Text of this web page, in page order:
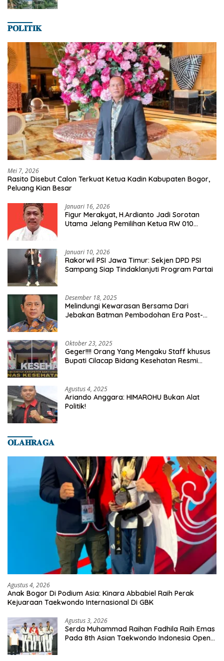
𝐏𝐎𝐋𝐈𝐓𝐈𝐊
Mei 7, 2026
Rasito Disebut Calon Terkuat Ketua Kadin Kabupaten Bogor,
Peluang Kian Besar
Januari 16, 2026
Figur Merakyat, H.Ardianto Jadi Sorotan
Utama Jelang Pemilihan Ketua RW 010
Januari 10, 2026
Rakorwil PSI Jawa Timur: Sekjen DPD PSI
Sampang Siap Tindaklanjuti Program Partai
Desember 18, 2025
Melindungi Kewarasan Bersama Dari
Jebakan Batman Pembodohan Era Post-
Oktober 23, 2025
Geger!!!! Orang Yang Mengaku Staff khusus
Bupati Cilacap Bidang Kesehatan Resmi
Agustus 4, 2025
Ariando Anggara: HIMAROHU Bukan Alat
Politik!
𝐎𝐋𝐀𝐇𝐑𝐀𝐆𝐀
Agustus 4, 2026
Anak Bogor Di Podium Asia: Kinara Abbabiel Raih Perak
Kejuaraan Taekwondo Internasional Di GBK
Agustus 3, 2026
Serda Muhammad Raihan Fadhila Raih Emas
Pada 8th Asian Taekwondo Indonesia Open